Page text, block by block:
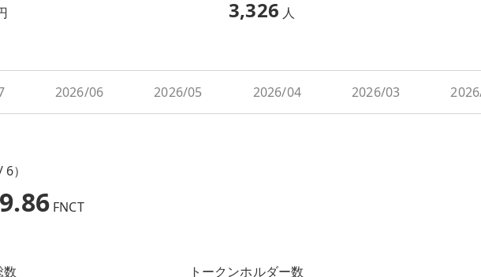
3,326 人
2026/06 2026/05 2026/04 2026/03
）
FNCT
数 トークンホルダー数